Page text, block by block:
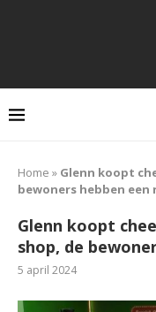
Home » Glenn koopt
bewoners hebben een
Glenn koopt
shop, de
5 april 2024